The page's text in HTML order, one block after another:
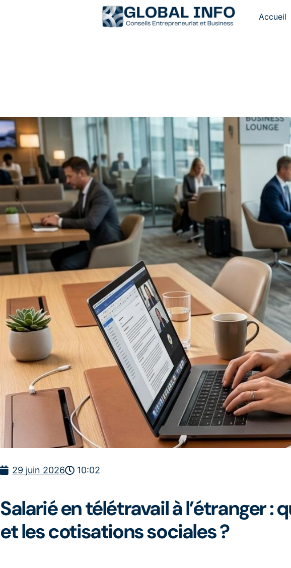
Accueil
29 juin 2026 10:02
Salarié en télétravail à l’étranger
et les cotisations sociales ?